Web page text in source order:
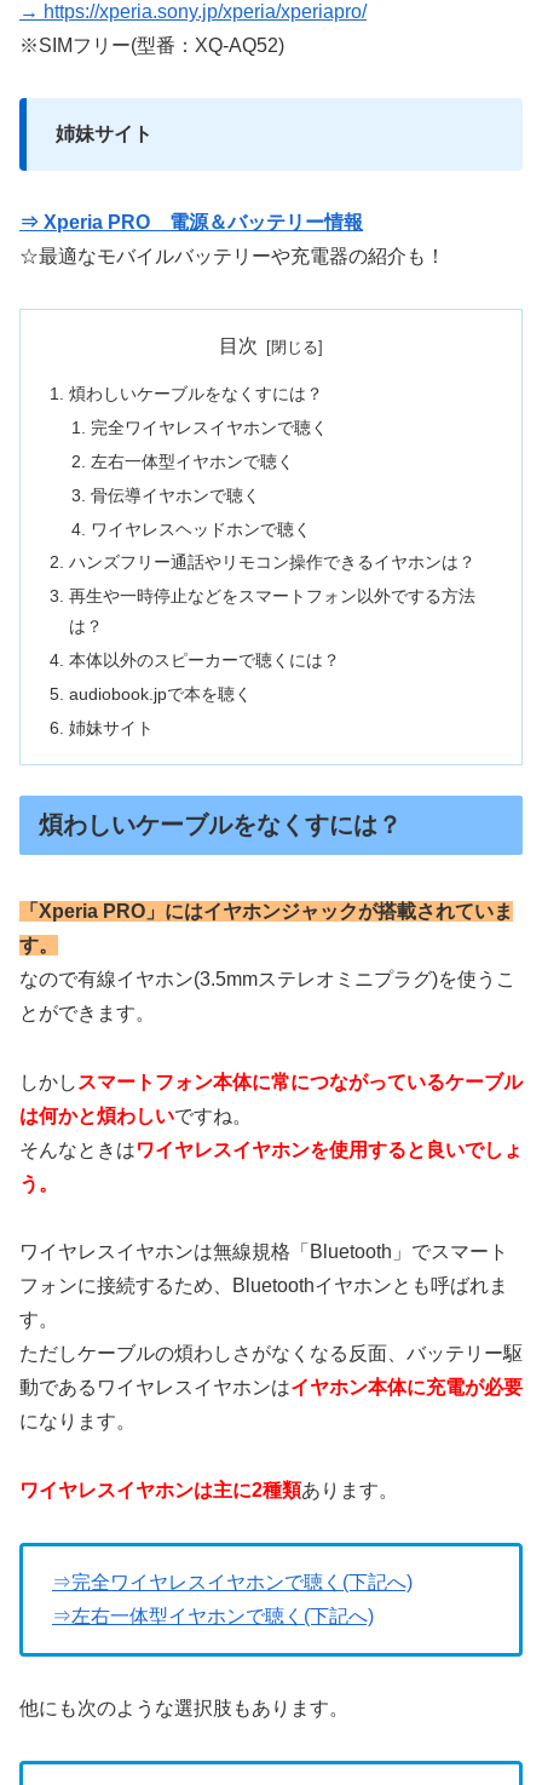
→ https://xperia.sony.jp/xperia/xperiapro/
※SIMフリー(型番：XQ-AQ52)
姉妹サイト
⇒ Xperia PRO 電源＆バッテリー情報
☆最適なモバイルバッテリーや充電器の紹介も！
目次
煩わしいケーブルをなくすには？
完全ワイヤレスイヤホンで聴く
左右一体型イヤホンで聴く
骨伝導イヤホンで聴く
ワイヤレスヘッドホンで聴く
ハンズフリー通話やリモコン操作できるイヤホンは？
再生や一時停止などをスマートフォン以外でする方法
は？
本体以外のスピーカーで聴くには？
audiobook.jpで本を聴く
姉妹サイト
煩わしいケーブルをなくすには？
「Xperia PRO」にはイヤホンジャックが搭載されていま
す。
なので有線イヤホン(3.5mmステレオミニプラグ)を使うこ
とができます。
しかし スマートフォン本体に常につながっているケーブル
は何かと煩わしいですね。
そんなときはワイヤレスイヤホンを使用すると良いでしょ
う。
ワイヤレスイヤホンは無線規格「Bluetooth」でスマート
フォンに接続するため、Bluetoothイヤホンとも呼ばれま
す。
ただしケーブルの煩わしさがなくなる反面、バッテリー駆
動であるワイヤレスイヤホンはイヤホン本体に充電が必要
になります。
ワイヤレスイヤホンは主に2種類あります。
⇒完全ワイヤレスイヤホンで聴く(下記へ)
⇒左右一体型イヤホンで聴く(下記へ)
他にも次のような選択肢もあります。